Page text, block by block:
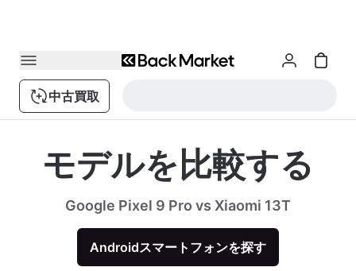
中古買取
モデルを比較する
Google Pixel 9 Pro vs Xiaomi 13T
Androidスマートフォンを探す